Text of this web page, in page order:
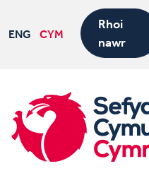
ENG CYM
Rhoi
nawr